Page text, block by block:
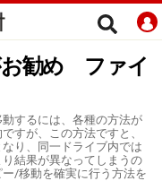
お勧め ファイ
するには、各種の方法が
すが、この方法ですと、
り、同一ドライブ内では
結果が異なってしまうの
/移動を確実に行う方法を